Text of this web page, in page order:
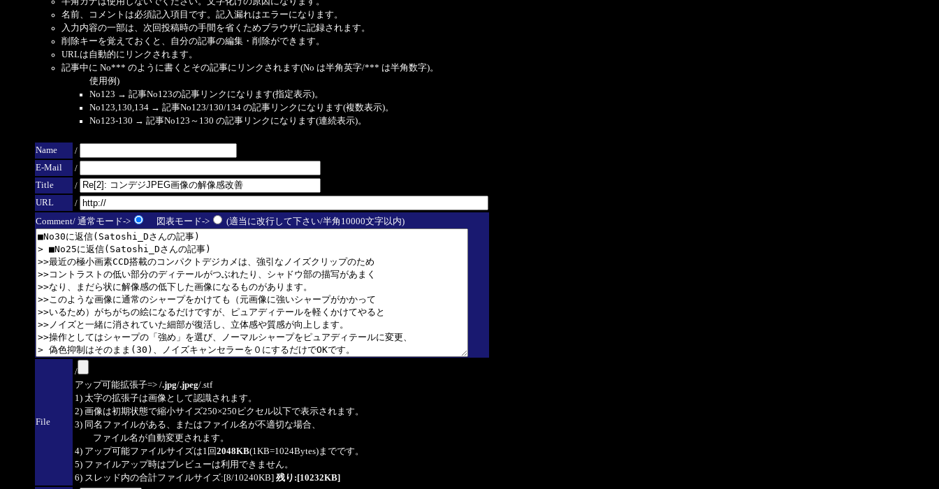
名前、コメントは必須記入項目です。記入漏れはエラーになります。
入力内容の一部は、次回投稿時の手間を省くためブラウザに記録されます。
削除キーを覚えておくと、自分の記事の編集・削除ができます。
URLは自動的にリンクされます。
記事中に No*** のように書くとその記事にリンクされます(No は半角英字/*** は半角数字)。
使用例)
No123 → 記事No123の記事リンクになります(指定表示)。
No123,130,134 → 記事No123/130/134 の記事リンクになります(複数表示)。
No123-130 → 記事No123～130 の記事リンクになります(連続表示)。
Name
/
E-Mail
/
Title
/
URL
/
Comment/ 通常モード->
図表モード-> (適当に改行して下さい/半角10000文字以内)
File
/
アップ可能拡張子=> /.jpg/.jpeg/.stf
1) 太字の拡張子は画像として認識されます。
2) 画像は初期状態で縮小サイズ250×250ピクセル以下で表示されます。
3) 同名ファイルがある、またはファイル名が不適切な場合、
ファイル名が自動変更されます。
4) アップ可能ファイルサイズは1回2048KB(1KB=1024Bytes)までです。
5) ファイルアップ時はプレビューは利用できません。
6) スレッド内の合計ファイルサイズ:[8/10240KB] 残り:[10232KB]